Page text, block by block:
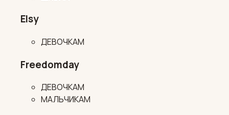
Elsy
ДЕВОЧКАМ
Freedomday
ДЕВОЧКАМ
МАЛЬЧИКАМ